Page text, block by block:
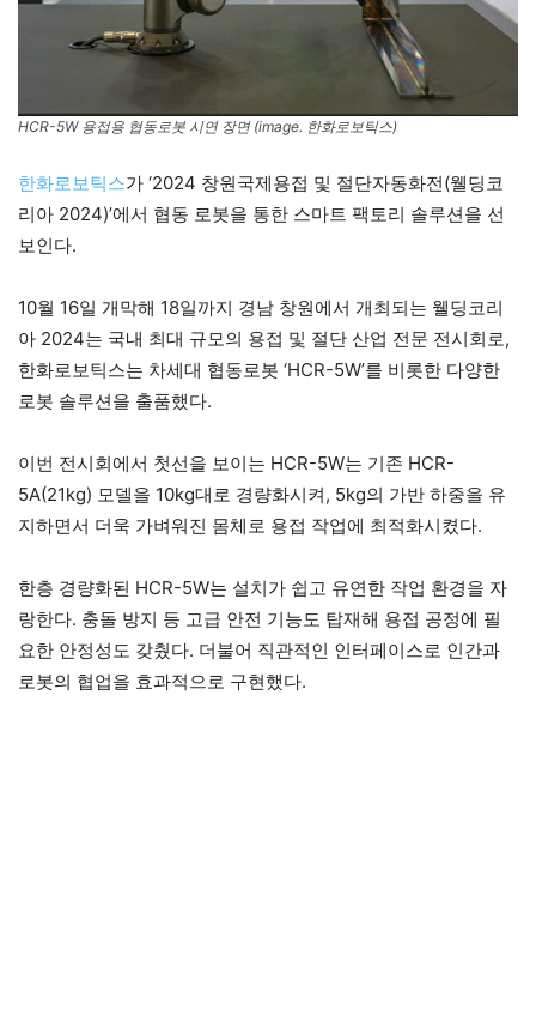
HCR-5W 용접용 협동로봇 시연 장면 (image. 한화로보틱스)
한화로보틱스가 ‘2024 창원국제용접 및 절단자동화전(웰딩코
리아 2024)’에서 협동 로봇을 통한 스마트 팩토리 솔루션을 선
보인다.
10월 16일 개막해 18일까지 경남 창원에서 개최되는 웰딩코리
아 2024는 국내 최대 규모의 용접 및 절단 산업 전문 전시회로,
한화로보틱스는 차세대 협동로봇 ‘HCR-5W’를 비롯한 다양한
로봇 솔루션을 출품했다.
이번 전시회에서 첫선을 보이는 HCR-5W는 기존 HCR-
5A(21kg) 모델을 10kg대로 경량화시켜, 5kg의 가반 하중을 유
지하면서 더욱 가벼워진 몸체로 용접 작업에 최적화시켰다.
한층 경량화된 HCR-5W는 설치가 쉽고 유연한 작업 환경을 자
랑한다. 충돌 방지 등 고급 안전 기능도 탑재해 용접 공정에 필
요한 안정성도 갖췄다. 더불어 직관적인 인터페이스로 인간과
로봇의 협업을 효과적으로 구현했다.